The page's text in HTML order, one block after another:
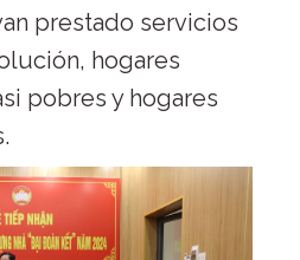
prestado servicios
hogares
pobres y hogares